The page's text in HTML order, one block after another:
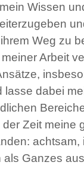
Wissen
Weg zu
Arbeit
lasse dabei
Zeit meine
Ganzes